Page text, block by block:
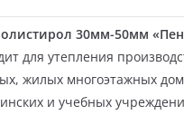
30мм-50мм
для утепления
жилых многоэтажных
и учебных